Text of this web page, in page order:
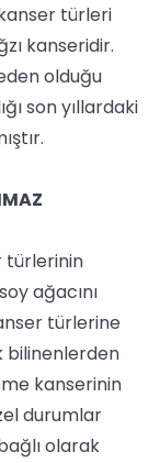
türleri
kanseridir.
olduğu
son yıllardaki
türlerinin
ağacını
türlerine
bilinenlerden
kanserinin
durumlar
olarak